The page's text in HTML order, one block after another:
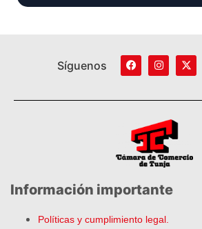
Síguenos
Información importante
Políticas y cumplimiento legal.